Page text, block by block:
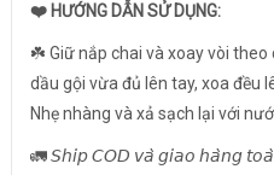
❤️ HƯỚNG DẪN SỬ DỤNG:
☘️ Giữ nắp chai và xoay vòi
dầu gội vừa đủ lên tay, xoa đều
Nhẹ nhàng và xả sạch lại với
🚛 𝘚𝘩𝘪𝘱 𝘊𝘖𝘋 𝘷𝘢̀ 𝘨𝘪𝘢𝘰 𝘩𝘢̀𝘯𝘨